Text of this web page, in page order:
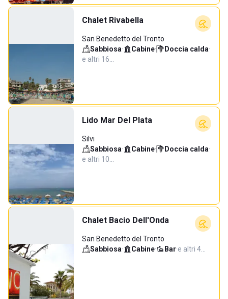
Chalet Rivabella
San Benedetto del Tronto
Sabbiosa· Cabine· Doccia calda·
e altri 16…
Lido Mar Del Plata
Silvi
Sabbiosa· Cabine· Doccia calda·
e altri 10…
Chalet Bacio Dell'Onda
San Benedetto del Tronto
Sabbiosa· Cabine· Bar·e altri 4…